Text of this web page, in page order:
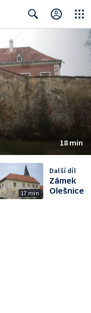
18 min
17 min
Další díl
Zámek
Olešnice